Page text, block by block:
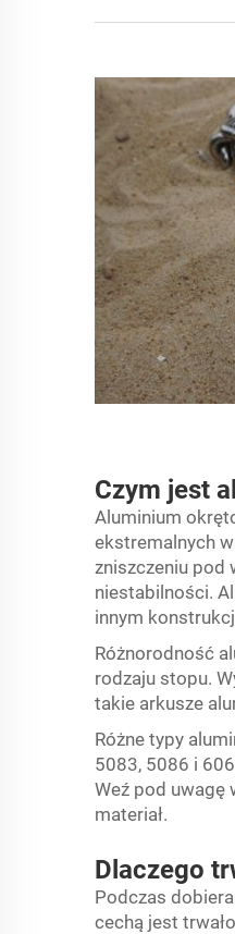
Czym jest
Aluminium
ekstremalnych
zniszczeniu pod
niestabilności.
innym
Różnorodność
rodzaju stopu.
takie arkusze
Różne typy
5083, 5086 i
Weź pod uwagę
materiał.
Dlaczego
Podczas
cechą jest